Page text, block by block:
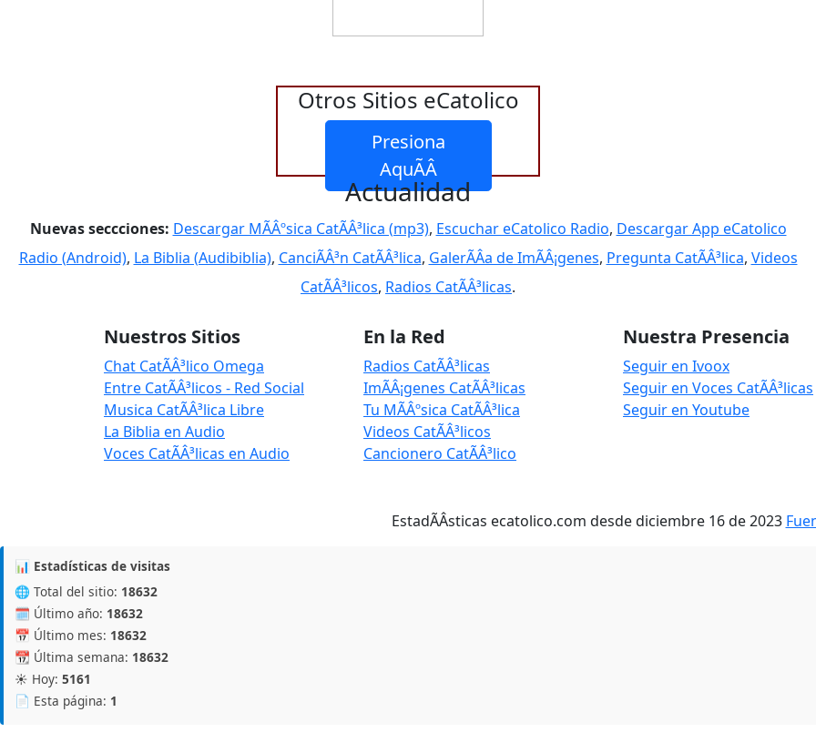
Otros Sitios eCatolico
Presiona
AquÃÂ­
Actualidad
Nuevas seccciones: Descargar MÃÂºsica CatÃÂ³lica (mp3), Escuchar eCatolico Radio, Descargar App eCatolico
Radio (Android), La Biblia (Audibiblia), CanciÃÂ³n CatÃÂ³lica, GalerÃÂ­a de ImÃÂ¡genes, Pregunta CatÃÂ³lica, Videos
CatÃÂ³licos, Radios CatÃÂ³licas.
Nuestros Sitios
Chat CatÃÂ³lico Omega
Entre CatÃÂ³licos - Red Social
Musica CatÃÂ³lica Libre
La Biblia en Audio
Voces CatÃÂ³licas en Audio
En la Red
Radios CatÃÂ³licas
ImÃÂ¡genes CatÃÂ³licas
Tu MÃÂºsica CatÃÂ³lica
Videos CatÃÂ³licos
Cancionero CatÃÂ³lico
Nuestra Presencia
Seguir en Ivoox
Seguir en Voces CatÃÂ³licas
Seguir en Youtube
EstadÃÂ­sticas ecatolico.com desde diciembre 16 de 2023
📊 Estadísticas de visitas
🌐 Total del sitio: 18632
🗓️ Último año: 18632
📅 Último mes: 18632
📆 Última semana: 18632
☀️ Hoy: 5161
📄 Esta página: 1